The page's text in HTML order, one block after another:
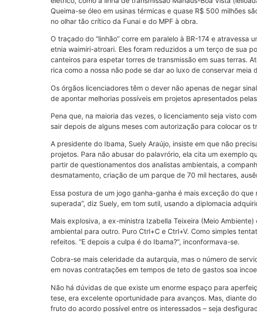
Queima-se óleo em usinas térmicas e quase R$ 500 milhões
no olhar tão crítico da Funai e do MPF à obra.
O traçado do “linhão” corre em paralelo à BR-174 e
etnia waimiri-atroari. Eles foram reduzidos a um terço de sua
canteiros para espetar torres de transmissão em suas terras.
rica como a nossa não pode se dar ao luxo de conservar
Os órgãos licenciadores têm o dever não apenas de negar
de apontar melhorias possíveis em projetos apresentados
Pena que, na maioria das vezes, o licenciamento seja visto
sair depois de alguns meses com autorização para colocar os
A presidente do Ibama, Suely Araújo, insiste em que não
projetos. Para não abusar do palavrório, ela cita um exemplo
partir de questionamentos dos analistas ambientais, a
desmatamento, criação de um parque de 70 mil hectares,
Essa postura de um jogo ganha-ganha é mais exceção do
superada”, diz Suely, em tom sutil, usando a diplomacia
Mais explosiva, a ex-ministra Izabella Teixeira (Meio
ambiental para outro. Puro Ctrl+C e Ctrl+V. Como simples
refeitos. “E depois a culpa é do Ibama?”, inconformava-se.
Cobra-se mais celeridade da autarquia, mas o número de
em novas contratações em tempos de teto de gastos soa
Não há dúvidas de que existe um enorme espaço para
tese, era excelente oportunidade para avanços. Mas, diante
fruto do acordo possível entre os interessados – seja